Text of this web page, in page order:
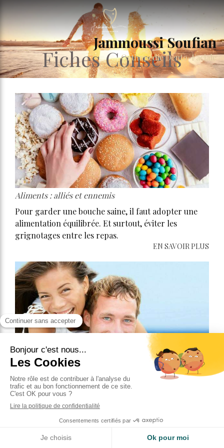
Jammoussi Soufian
Orthopedie Dento-Faciale
Fiches Conseils
Aliments : alliés et ennemis
Pour garder une bouche saine, il faut adopter une
alimentation équilibrée. Et surtout, éviter les
grignotages entre les repas.
EN SAVOIR PLUS
Les traitements orthodontiques pour adultes
Grâce au développement de techniques discrètes et
confortables, de plus en plus d’adultes ont recours à
l’orthodontie.